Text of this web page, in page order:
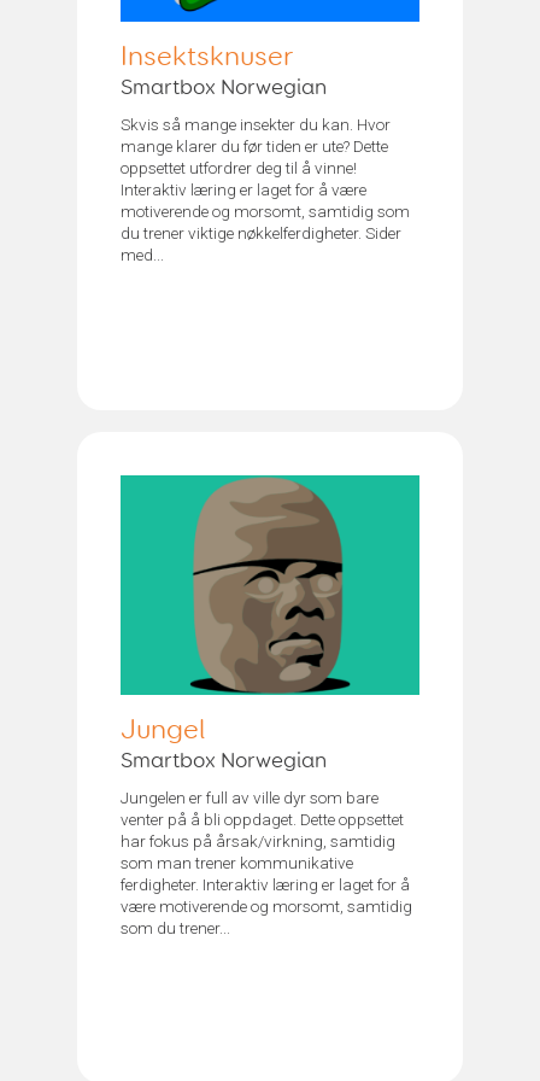
Insektsknuser
Smartbox Norwegian
Skvis så mange insekter du kan. Hvor
mange klarer du før tiden er ute? Dette
oppsettet utfordrer deg til å vinne!
Interaktiv læring er laget for å være
motiverende og morsomt, samtidig som
du trener viktige nøkkelferdigheter. Sider
med...
Jungel
Smartbox Norwegian
Jungelen er full av ville dyr som bare
venter på å bli oppdaget. Dette oppsettet
har fokus på årsak/virkning, samtidig
som man trener kommunikative
ferdigheter. Interaktiv læring er laget for å
være motiverende og morsomt, samtidig
som du trener...